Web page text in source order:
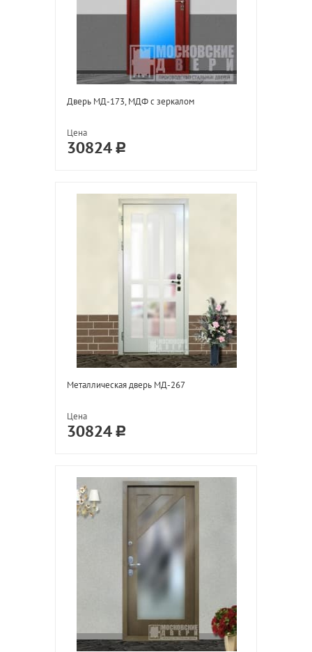
Дверь МД-173, МДФ с зеркалом
Цена
30824
Металлическая дверь МД-267
Цена
30824